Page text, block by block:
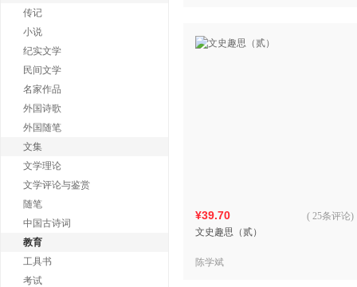
传记
小说
纪实文学
民间文学
名家作品
外国诗歌
外国随笔
文集
文学理论
文学评论与鉴赏
随笔
中国古诗词
教育
工具书
考试
¥39.70
文史趣思（贰）
( 25条评论)
陈学斌